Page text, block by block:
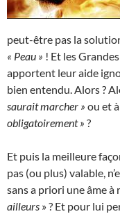
peut-être pas la
« Peau » ! Et les
apportent leur aide
bien entendu. Alors ?
saurait marcher » ou et à
obligatoirement » ?
Et puis la meilleure
pas (ou plus) valable,
sans a priori une âme à
ailleurs » ? Et pour lui